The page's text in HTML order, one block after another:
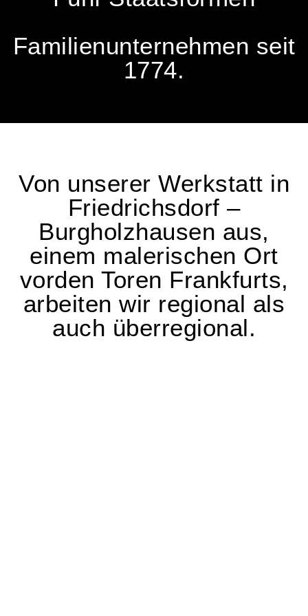
Familienunternehmen seit
1774.
Von unserer Werkstatt in
Friedrichsdorf –
Burgholzhausen aus,
einem malerischen Ort
vorden Toren Frankfurts,
arbeiten wir regional als
auch überregional.